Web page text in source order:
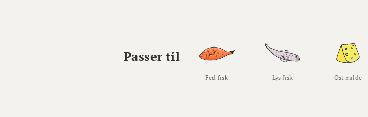
Passer til
Fed fisk Lys fisk Ost milde